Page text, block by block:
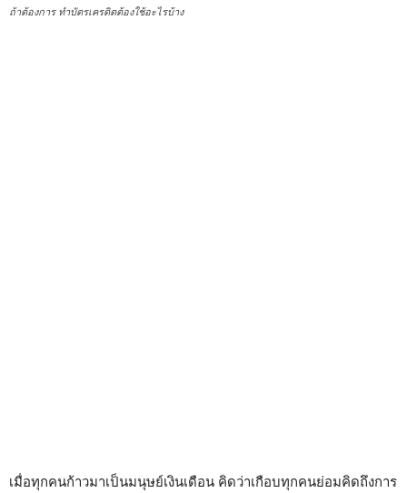
ถ้าต้องการ ทําบัตรเครดิตต้องใช้อะไรบ้าง
เมื่อทุกคนก้าวมาเป็นมนุษย์เงินเดือน คิดว่าเกือบทุกคนย่อมคิดถึงการ